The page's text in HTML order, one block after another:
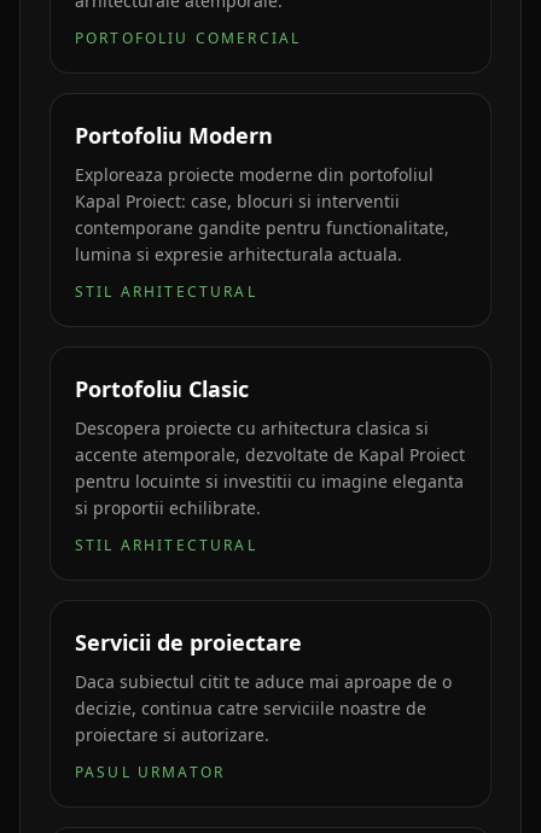
PORTOFOLIU COMERCIAL
Portofoliu Modern
Exploreaza proiecte moderne din portofoliul
Kapal Proiect: case, blocuri si interventii
contemporane gandite pentru functionalitate,
lumina si expresie arhitecturala actuala.
STIL ARHITECTURAL
Portofoliu Clasic
Descopera proiecte cu arhitectura clasica si
accente atemporale, dezvoltate de Kapal Proiect
pentru locuinte si investitii cu imagine eleganta
si proportii echilibrate.
STIL ARHITECTURAL
Servicii de proiectare
Daca subiectul citit te aduce mai aproape de o
decizie, continua catre serviciile noastre de
proiectare si autorizare.
PASUL URMATOR